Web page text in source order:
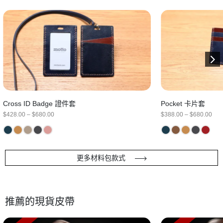
Cross ID Badge 證件套
$428.00 – $680.00Price
Pocket 卡片套
$388.00 – $680.00
更多材料包款式
推薦的現貨皮帶